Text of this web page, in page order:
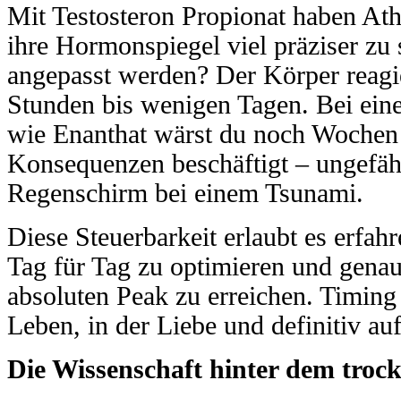
Mit Testosteron Propionat haben
ihre Hormonspiegel viel präziser zu
angepasst werden? Der Körper
Stunden bis wenigen Tagen. Bei
wie Enanthat wärst du noch
Konsequenzen beschäftigt –
Regenschirm bei einem Tsunami.
Diese Steuerbarkeit erlaubt es
Tag für Tag zu optimieren und
absoluten Peak zu erreichen.
Leben, in der Liebe und definitiv
Die Wissenschaft hinter dem